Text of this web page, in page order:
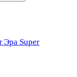
Эра Super